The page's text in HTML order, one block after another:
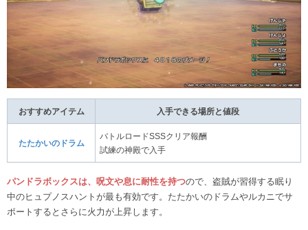
おすすめアイテム 入手できる場所と値段
たたかいのドラム
バトルロードSSSクリア報酬
試練の神殿で入手
パンドラボックスは、呪文や息に耐性を持つので、盗賊が習得する眠り
中のヒュプノスハントが最も有効です。たたかいのドラムやルカニでサ
ポートするとさらに火力が上昇します。